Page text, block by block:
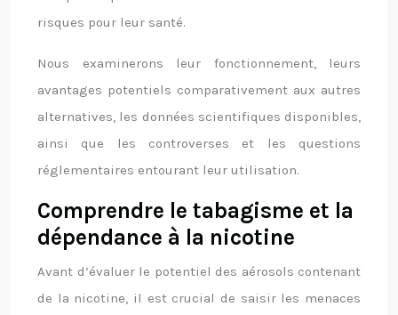
risques pour leur santé.
Nous examinerons leur fonctionnement, leurs
avantages potentiels comparativement aux autres
alternatives, les données scientifiques disponibles,
ainsi que les controverses et les questions
réglementaires entourant leur utilisation.
Comprendre le tabagisme et la
dépendance à la nicotine
Avant d’évaluer le potentiel des aérosols contenant
de la nicotine, il est crucial de saisir les menaces